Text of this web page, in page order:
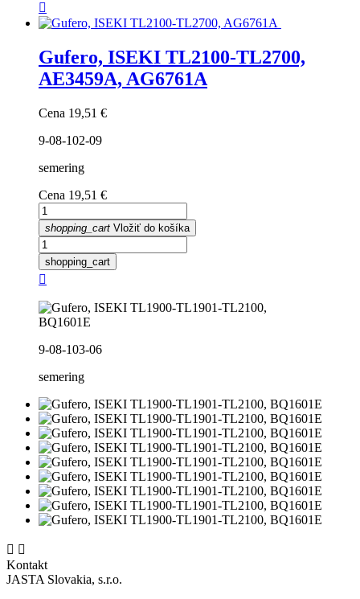

Gufero, ISEKI TL2100-TL2700,
AE3459A, AG6761A
Cena 19,51 €
9-08-102-09
semering
Cena 19,51 €
shopping_cart Vložiť do košíka
shopping_cart

9-08-103-06
semering
 
Kontakt
JASTA Slovakia, s.r.o.